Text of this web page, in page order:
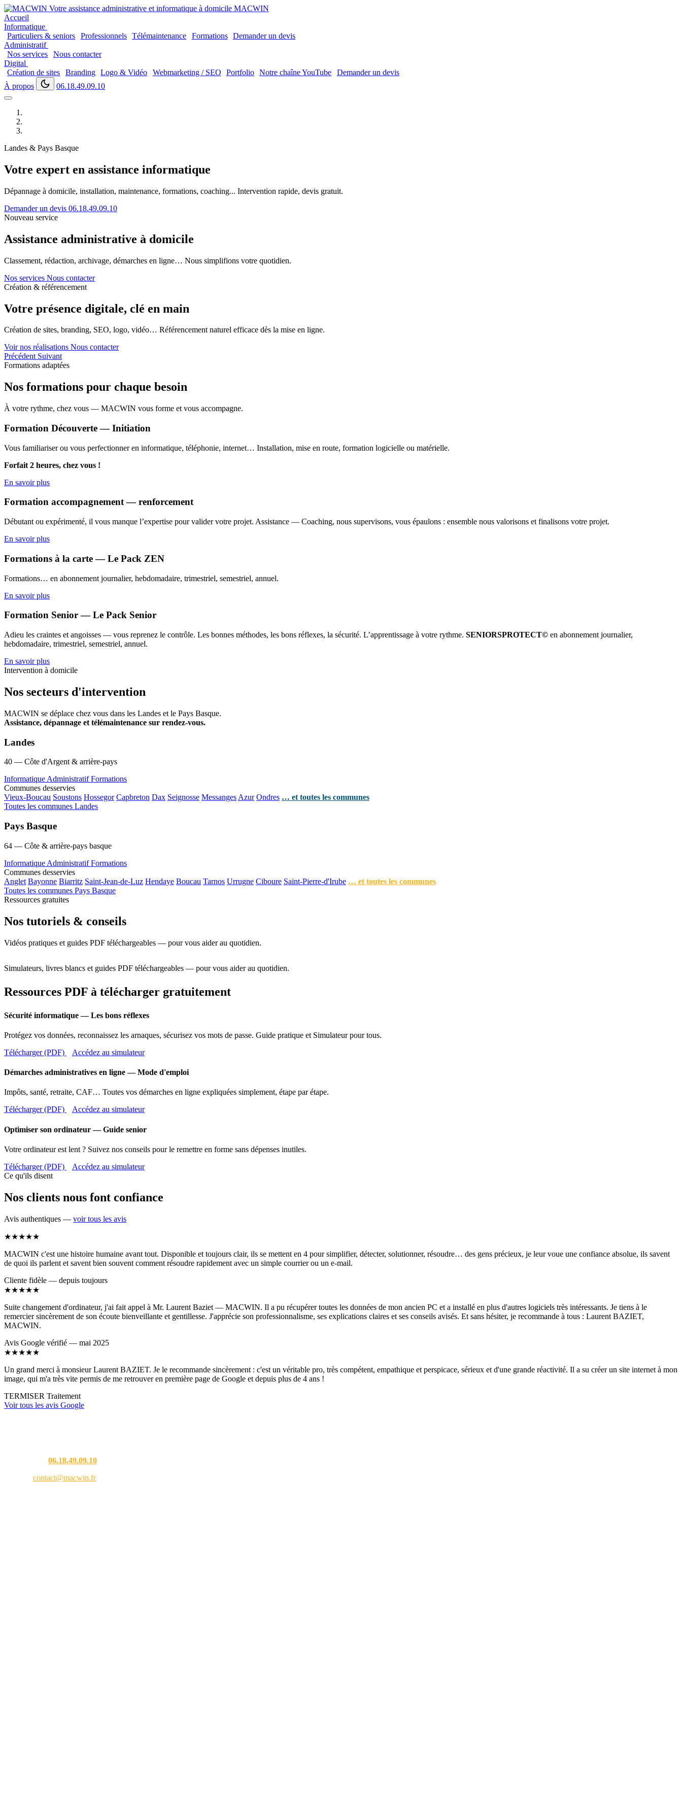
MACWIN
Accueil
Informatique
Particuliers & seniors
Professionnels Télémaintenance Formations
Demander un devis
Administratif
Nos services
Nous contacter
Digital
Création de sites
Branding Logo & Vidéo Webmarketing / SEO Portfolio Notre chaîne YouTube
Demander un devis
À propos
06.18.49.09.10
Landes & Pays Basque
Votre expert en assistance informatique
Dépannage à domicile, installation, maintenance, formations, coaching... Intervention rapide, devis gratuit.
Demander un devis 06.18.49.09.10
Nouveau service
Assistance administrative à domicile
Classement, rédaction, archivage, démarches en ligne… Nous simplifions votre quotidien.
Nos services Nous contacter
Création & référencement
Votre présence digitale, clé en main
Création de sites, branding, SEO, logo, vidéo… Référencement naturel efficace dès la mise en ligne.
Voir nos réalisations Nous contacter
Précédent Suivant
Formations adaptées
Nos formations pour chaque besoin
À votre rythme, chez vous — MACWIN vous forme et vous accompagne.
Formation Découverte — Initiation
Vous familiariser ou vous perfectionner en informatique, téléphonie, internet… Installation, mise en route, formation logicielle ou matérielle.
Forfait 2 heures, chez vous !
En savoir plus
Formation accompagnement — renforcement
Débutant ou expérimenté, il vous manque l’expertise pour valider votre projet. Assistance — Coaching, nous supervisons, vous épaulons : ensemble nous valorisons et finalisons votre projet.
En savoir plus
Formations à la carte — Le Pack ZEN
Formations… en abonnement journalier, hebdomadaire, trimestriel, semestriel, annuel.
En savoir plus
Formation Senior — Le Pack Senior
Adieu les craintes et angoisses — vous reprenez le contrôle. Les bonnes méthodes, les bons réflexes, la sécurité. L’apprentissage à votre rythme. SENIORSPROTECT© en abonnement journalier,
hebdomadaire, trimestriel, semestriel, annuel.
En savoir plus
Intervention à domicile
Nos secteurs d'intervention
MACWIN se déplace chez vous dans les Landes et le Pays Basque.
Assistance, dépannage et télémaintenance sur rendez-vous.
Landes
40 — Côte d'Argent & arrière-pays
Informatique AdministratifFormations
Communes desservies
Vieux-Boucau Soustons Hossegor Capbreton Dax Seignosse Messanges Azur Ondres … et toutes les communes
Toutes les communes Landes
Pays Basque
64 — Côte & arrière-pays basque
Informatique AdministratifFormations
Communes desservies
Anglet Bayonne Biarritz Saint-Jean-de-Luz Hendaye Boucau Tarnos Urrugne Ciboure Saint-Pierre-d'Irube … et toutes les communes
Toutes les communes Pays Basque
Ressources gratuites
Nos tutoriels & conseils
Vidéos pratiques et guides PDF téléchargeables — pour vous aider au quotidien.
Simulateurs, livres blancs et guides PDF téléchargeables — pour vous aider au quotidien.
Ressources PDF à télécharger gratuitement
Sécurité informatique — Les bons réflexes
Protégez vos données, reconnaissez les arnaques, sécurisez vos mots de passe. Guide pratique et Simulateur pour tous.
Télécharger (PDF)
Accédez au simulateur
Démarches administratives en ligne — Mode d'emploi
Impôts, santé, retraite, CAF… Toutes vos démarches en ligne expliquées simplement, étape par étape.
Télécharger (PDF)
Accédez au simulateur
Optimiser son ordinateur — Guide senior
Votre ordinateur est lent ? Suivez nos conseils pour le remettre en forme sans dépenses inutiles.
Télécharger (PDF)
Accédez au simulateur
Ce qu'ils disent
Nos clients nous font confiance
Avis authentiques — voir tous les avis
★★★★★
MACWIN c'est une histoire humaine avant tout. Disponible et toujours clair, ils se mettent en 4 pour simplifier, détecter, solutionner, résoudre… des gens précieux, je leur voue une confiance absolue, ils savent
de quoi ils parlent et savent bien souvent comment résoudre rapidement avec un simple courrier ou un e-mail.
Cliente fidèle — depuis toujours
★★★★★
Suite changement d'ordinateur, j'ai fait appel à Mr. Laurent Baziet — MACWIN. Il a pu récupérer toutes les données de mon ancien PC et a installé en plus d'autres logiciels très intéressants. Je tiens à le
remercier sincèrement de son écoute bienveillante et gentillesse. J'apprécie son professionnalisme, ses explications claires et ses conseils avisés. Et sans hésiter, je recommande à tous : Laurent BAZIET,
MACWIN.
Avis Google vérifié — mai 2025
★★★★★
Un grand merci à monsieur Laurent BAZIET. Je le recommande sincèrement : c'est un véritable pro, très compétent, empathique et perspicace, sérieux et d'une grande réactivité. Il a su créer un site internet à mon
image, qui m'a très vite permis de me retrouver en première page de Google et depuis plus de 4 ans !
TERMISER Traitement
Voir tous les avis Google
06.18.49.09.10
contact@macwin.fr